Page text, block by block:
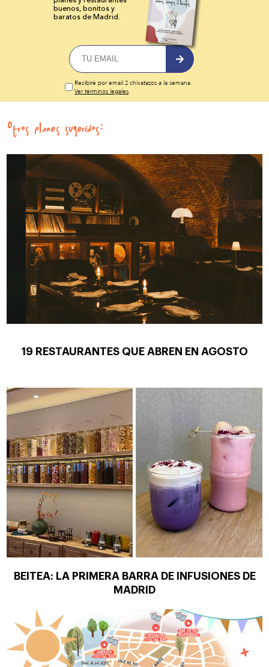
buenos, bonitos y
baratos de Madrid.
Recibiré por email 2 chivatazos a la semana.
Ver términos legales.
Otros planes sugeridos:
19 RESTAURANTES QUE ABREN EN AGOSTO
BEITEA: LA PRIMERA BARRA DE INFUSIONES DE
MADRID